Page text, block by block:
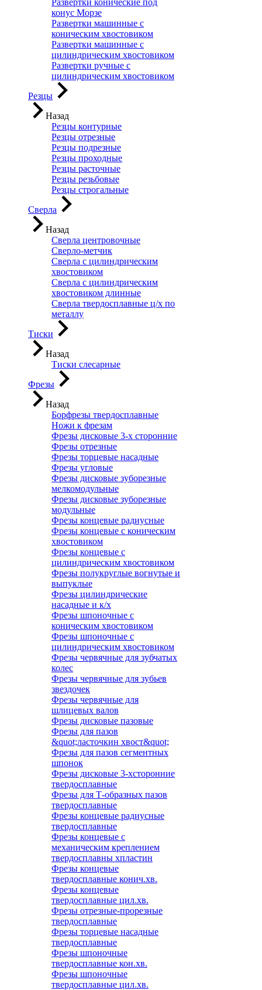
Развертки конические под
конус Морзе
Развертки машинные с
коническим хвостовиком
Развертки машинные с
цилиндрическим хвостовиком
Развертки ручные с
цилиндрическим хвостовиком
Резцы
Назад
Резцы контурные
Резцы отрезные
Резцы подрезные
Резцы проходные
Резцы расточные
Резцы резьбовые
Резцы строгальные
Сверла
Назад
Сверла центровочные
Сверло-метчик
Сверла с цилиндрическим
хвостовиком
Сверла с цилиндрическим
хвостовиком длинные
Сверла твердосплавные ц/х по
металлу
Тиски
Назад
Тиски слесарные
Фрезы
Назад
Борфрезы твердосплавные
Ножи к фрезам
Фрезы дисковые 3-х сторонние
Фрезы отрезные
Фрезы торцевые насадные
Фрезы угловые
Фрезы дисковые зуборезные
мелкомодульные
Фрезы дисковые зуборезные
модульные
Фрезы концевые радиусные
Фрезы концевые с коническим
хвостовиком
Фрезы концевые с
цилиндрическим хвостовиком
Фрезы полукруглые вогнутые и
выпуклые
Фрезы цилиндрические
насадные и к/х
Фрезы шпоночные с
коническим хвостовиком
Фрезы шпоночные с
цилиндрическим хвостовиком
Фрезы червячные для зубчатых
колес
Фрезы червячные для зубьев
звездочек
Фрезы червячные для
шлицевых валов
Фрезы дисковые пазовые
Фрезы для пазов
&quot;ласточкин хвост&quot;
Фрезы для пазов сегментных
шпонок
Фрезы дисковые 3-хсторонние
твердосплавные
Фрезы для Т-образных пазов
твердосплавные
Фрезы концевые радиусные
твердосплавные
Фрезы концевые с
механическим креплением
твердосплавны хпластин
Фрезы концевые
твердосплавные конич.хв.
Фрезы концевые
твердосплавные цил.хв.
Фрезы отрезные-прорезные
твердосплавные
Фрезы торцевые насадные
твердосплавные
Фрезы шпоночные
твердосплавные кон.хв.
Фрезы шпоночные
твердосплавные цил.хв.